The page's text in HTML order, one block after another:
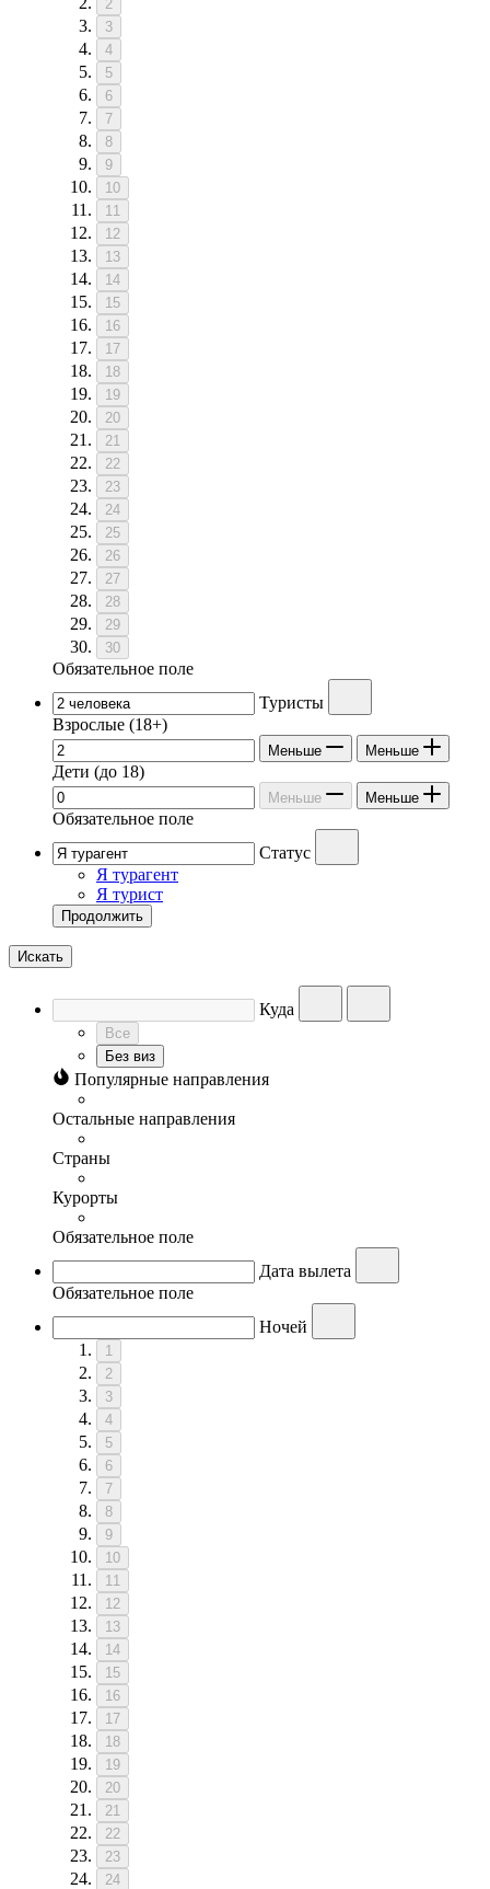
2
3
4
5
6
7
8
9
10
11
12
13
14
15
16
17
18
19
20
21
22
23
24
25
26
27
28
29
30
Обязательное поле
Туристы
Взрослые (18+)
Меньше Меньше
Дети (до 18)
Меньше Меньше
Обязательное поле
Статус
Я турагент
Я турист
Продолжить
Искать
Куда
Все
Без виз
Популярные направления
Остальные направления
Страны
Курорты
Обязательное поле
Дата вылета
Обязательное поле
Ночей
1
2
3
4
5
6
7
8
9
10
11
12
13
14
15
16
17
18
19
20
21
22
23
24